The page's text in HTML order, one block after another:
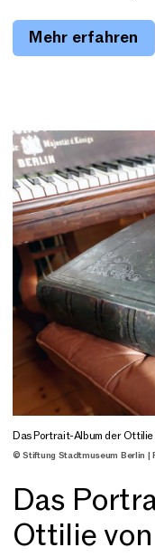
Mehr erfahren
Das
Ottilie
Das Portrait-Album der Ottilie
© Stiftung Stadtmuseum Berlin |